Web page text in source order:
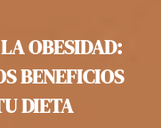
OBESIDAD:
BENEFICIOS
DIETA